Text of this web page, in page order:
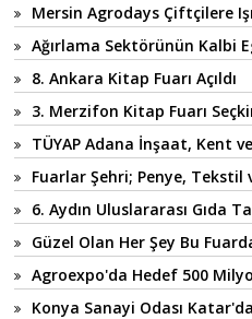
Mersin Agrodays Çiftçilere
Ağırlama Sektörünün Kalbi
8. Ankara Kitap Fuarı Açıldı
3. Merzifon Kitap Fuarı
TÜYAP Adana İnşaat, Kent
Fuarlar Şehri; Penye, Tekstil
6. Aydın Uluslararası Gıda
Güzel Olan Her Şey Bu
Agroexpo'da Hedef 500
Konya Sanayi Odası